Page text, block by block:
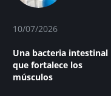
10/07/2026
Una bacteria intestinal
que fortalece los
músculos